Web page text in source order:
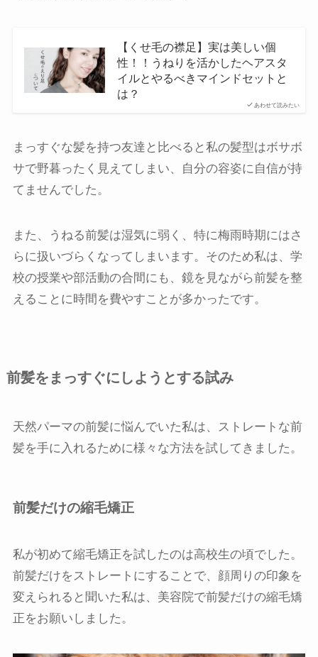
あわせて読みたい
【くせ毛の襟足】実は美しい個
性！！うねりを活かしたヘアスタ
イルとやるべきマインドセットと
は？
まっすぐな髪を持つ友達と比べると私の髪型はボサボ
サで野暮ったく見えてしまい、自分の容姿に自信が持
てませんでした。
また、うねる前髪は湿気に弱く、特に梅雨時期にはさ
らに扱いづらくなってしまいます。そのため私は、学
校の授業や部活動の合間にも、鏡を見ながら前髪を整
えることに時間を費やすことが多かったです。
前髪をまっすぐにしようとする試み
天然パーマの前髪に悩んでいた私は、ストレートな前
髪を手に入れるために様々な方法を試してきました。
前髪だけの縮毛矯正
私が初めて縮毛矯正を試したのは高校生の頃でした。
前髪だけをストレートにすることで、顔周りの印象を
変えられると聞いた私は、美容院で前髪だけの縮毛矯
正をお願いしました。